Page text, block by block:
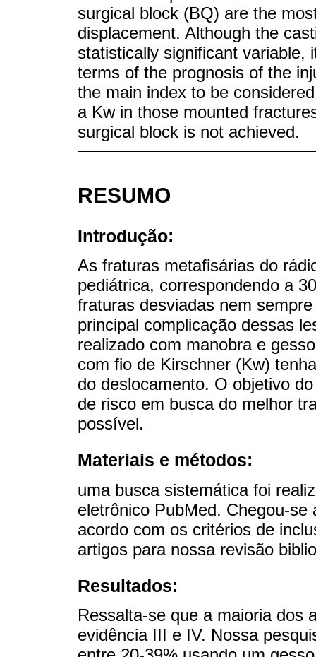
surgical block (BQ) are the
displacement. Although the
statistically significant variable,
terms of the prognosis of the
the main index to be
a Kw in those mounted
surgical block is not achieved.
RESUMO
Introdução:
As fraturas metafisárias do
pediátrica, correspondendo a
fraturas desviadas nem
principal complicação dessas
realizado com manobra e
com fio de Kirschner (Kw)
do deslocamento. O objetivo
de risco em busca do melhor
possível.
Materiais e métodos:
uma busca sistemática foi
eletrônico PubMed. Chegou-
acordo com os critérios de
artigos para nossa revisão
Resultados:
Ressalta-se que a maioria dos
evidência III e IV. Nossa